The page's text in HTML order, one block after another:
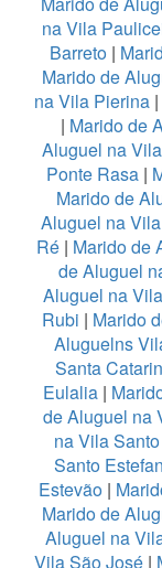
na Vila
Barreto|
Marido de
na Vila Pierina |
| Marido de
Aluguel na
Ponte Rasa|
Marido de
Aluguel na
Ré| Marido de
de Aluguel
Aluguel na
Rubi | Marido
Aluguelns
Santa
Eulalia|
de Aluguel na
na Vila
Santo
Estevão |
Marido de
Aluguel na
Vila São José|